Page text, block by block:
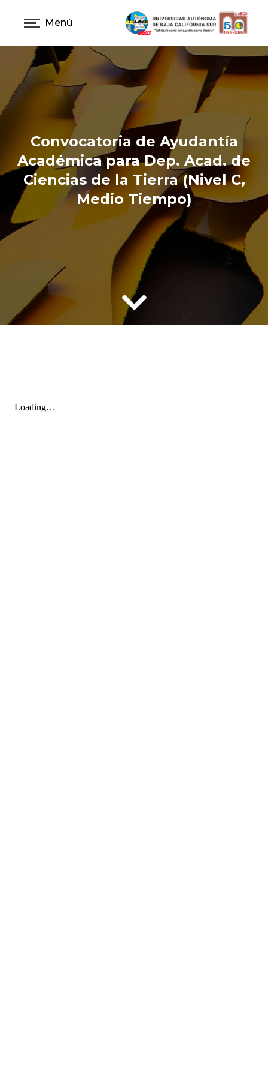
Menú
Convocatoria de Ayudantía
Académica para Dep. Acad. de
Ciencias de la Tierra (Nivel C,
Medio Tiempo)